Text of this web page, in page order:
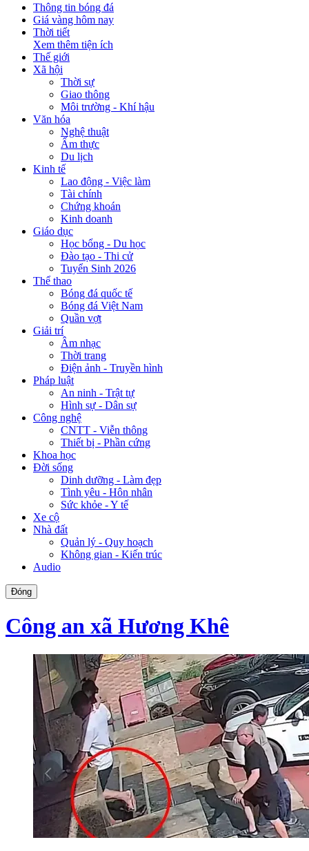
Thông tin bóng đá
Giá vàng hôm nay
Thời tiết
Xem thêm tiện ích
Thế giới
Xã hội
Thời sự
Giao thông
Môi trường - Khí hậu
Văn hóa
Nghệ thuật
Ẩm thực
Du lịch
Kinh tế
Lao động - Việc làm
Tài chính
Chứng khoán
Kinh doanh
Giáo dục
Học bổng - Du học
Đào tạo - Thi cử
Tuyển Sinh 2026
Thể thao
Bóng đá quốc tế
Bóng đá Việt Nam
Quần vợt
Giải trí
Âm nhạc
Thời trang
Điện ảnh - Truyền hình
Pháp luật
An ninh - Trật tự
Hình sự - Dân sự
Công nghệ
CNTT - Viễn thông
Thiết bị - Phần cứng
Khoa học
Đời sống
Dinh dưỡng - Làm đẹp
Tình yêu - Hôn nhân
Sức khỏe - Y tế
Xe cộ
Nhà đất
Quản lý - Quy hoạch
Không gian - Kiến trúc
Audio
Đóng
Công an xã Hương Khê